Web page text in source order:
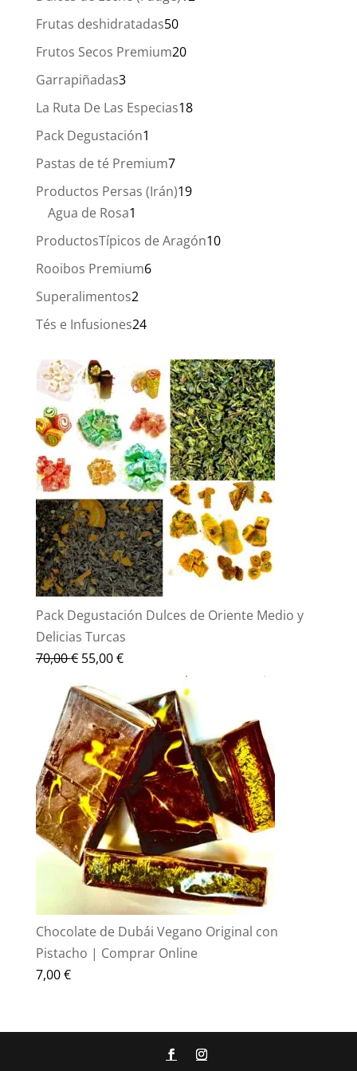
Frutas deshidratadas5050
productos
Frutos Secos Premium2020
Garrapiñadas33
productos
La Ruta De Las Especias1818
Pack Degustación1
producto
Pastas de té Premium77
productos
Productos Persas (Irán)1919
Agua de Rosa1
producto
ProductosTípicos de Aragón1010
Rooibos Premium66
Superalimentos22
productos
Tés e Infusiones2424
Pack Degustación Dulces de Oriente Medio y
Delicias Turcas
70,00€ El
original
era:
70,00 €.
55,00€El
actual
es:
55,00 €.
Chocolate de Dubái Vegano Original con
Pistacho | Comprar Online
7,00€